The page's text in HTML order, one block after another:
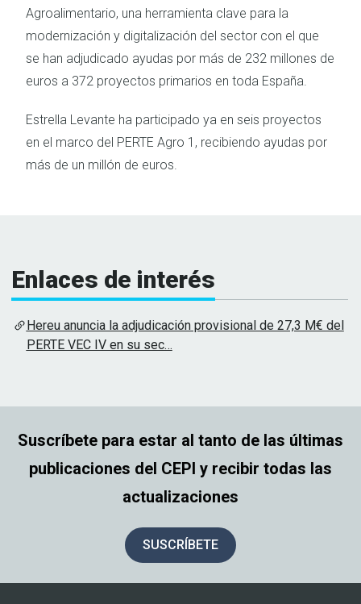
Agroalimentario, una herramienta clave para la
modernización y digitalización del sector con el que
se han adjudicado ayudas por más de 232 millones de
euros a 372 proyectos primarios en toda España.
Estrella Levante ha participado ya en seis proyectos
en el marco del PERTE Agro 1, recibiendo ayudas por
más de un millón de euros.
Enlaces de interés
Hereu anuncia la adjudicación provisional de 27,3 M€ del
PERTE VEC IV en su sec…
Suscríbete para estar al tanto de las últimas
publicaciones del CEPI y recibir todas las
actualizaciones
SUSCRÍBETE